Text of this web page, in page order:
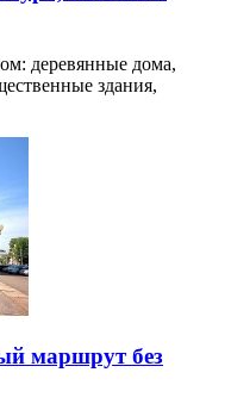
деревянные дома,
здания,
маршрут без